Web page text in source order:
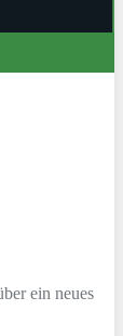
ein neues